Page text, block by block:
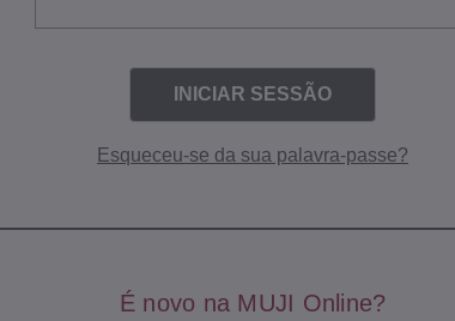
Esqueceu-se da sua palavra-passe?
É novo na MUJI Online?